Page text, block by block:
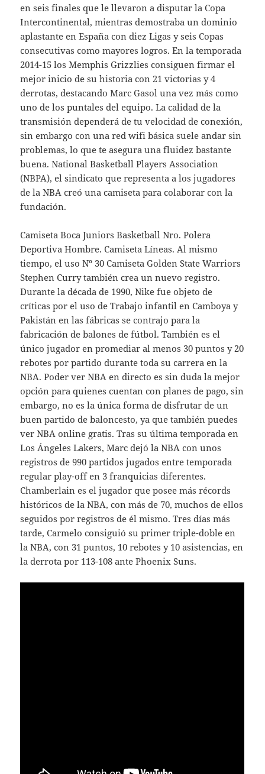
en seis finales que le llevaron a disputar la Copa
Intercontinental, mientras demostraba un dominio
aplastante en España con diez Ligas y seis Copas
consecutivas como mayores logros. En la temporada
2014-15 los Memphis Grizzlies consiguen firmar el
mejor inicio de su historia con 21 victorias y 4
derrotas, destacando Marc Gasol una vez más como
uno de los puntales del equipo. La calidad de la
transmisión dependerá de tu velocidad de conexión,
sin embargo con una red wifi básica suele andar sin
problemas, lo que te asegura una fluidez bastante
buena. National Basketball Players Association
(NBPA), el sindicato que representa a los jugadores
de la NBA creó una camiseta para colaborar con la
fundación.
Camiseta Boca Juniors Basketball Nro. Polera
Deportiva Hombre. Camiseta Líneas. Al mismo
tiempo, el uso Nº 30 Camiseta Golden State Warriors
Stephen Curry también crea un nuevo registro.
Durante la década de 1990, Nike fue objeto de
críticas por el uso de Trabajo infantil en Camboya y
Pakistán en las fábricas se contrajo para la
fabricación de balones de fútbol. También es el
único jugador en promediar al menos 30 puntos y 20
rebotes por partido durante toda su carrera en la
NBA. Poder ver NBA en directo es sin duda la mejor
opción para quienes cuentan con planes de pago, sin
embargo, no es la única forma de disfrutar de un
buen partido de baloncesto, ya que también puedes
ver NBA online gratis. Tras su última temporada en
Los Ángeles Lakers, Marc dejó la NBA con unos
registros de 990 partidos jugados entre temporada
regular play-off en 3 franquicias diferentes.
Chamberlain es el jugador que posee más récords
históricos de la NBA, con más de 70, muchos de ellos
seguidos por registros de él mismo. Tres días más
tarde, Carmelo consiguió su primer triple-doble en
la NBA, con 31 puntos, 10 rebotes y 10 asistencias, en
la derrota por 113-108 ante Phoenix Suns.